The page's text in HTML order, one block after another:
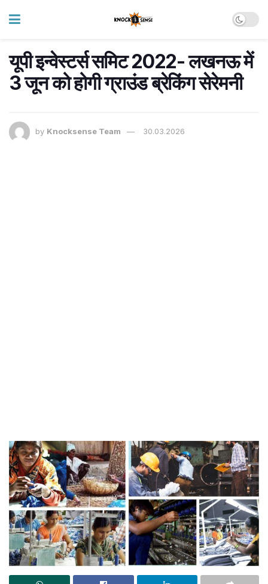
यूपी इन्वेस्टर्स समिट 2022- लखनऊ में
3 जून को होगी ग्राउंड ब्रेकिंग सेरेमनी
by Knocksense Team 30.03.2026